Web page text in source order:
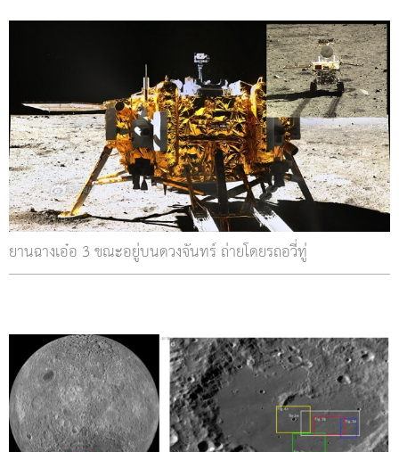
ยานฉางเอ๋อ 3 ขณะอยู่บนดวงจันทร์ ถ่ายโดยรถอวี่ทู่